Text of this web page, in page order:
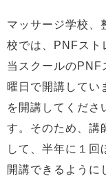
マッサージ学校、
校では、PNFスト
当スクールのPNF
曜日で開講してい
を開講してくださ
す。そのため、講
して、半年に１回
開講できるように